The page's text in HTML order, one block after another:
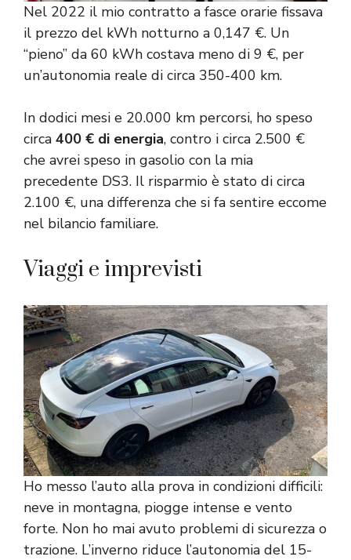
Nel 2022 il mio contratto a fasce orarie fissava
il prezzo del kWh notturno a 0,147 €. Un
“pieno” da 60 kWh costava meno di 9 €, per
un’autonomia reale di circa 350-400 km.
In dodici mesi e 20.000 km percorsi, ho speso
circa 400 € di energia, contro i circa 2.500 €
che avrei speso in gasolio con la mia
precedente DS3. Il risparmio è stato di circa
2.100 €, una differenza che si fa sentire eccome
nel bilancio familiare.
Viaggi e imprevisti
Ho messo l’auto alla prova in condizioni difficili:
neve in montagna, piogge intense e vento
forte. Non ho mai avuto problemi di sicurezza o
trazione. L’inverno riduce l’autonomia del 15-